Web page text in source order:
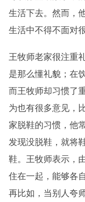
生活下去。然而，
生活中不得不面对
王牧师老家很注重
是那么懂礼貌；在
而王牧师却习惯了
为也有很多意见，
家脱鞋的习惯，他
发现没脱鞋，就将
鞋。王牧师表示，
住在一起，能够各
再比如，当别人夸